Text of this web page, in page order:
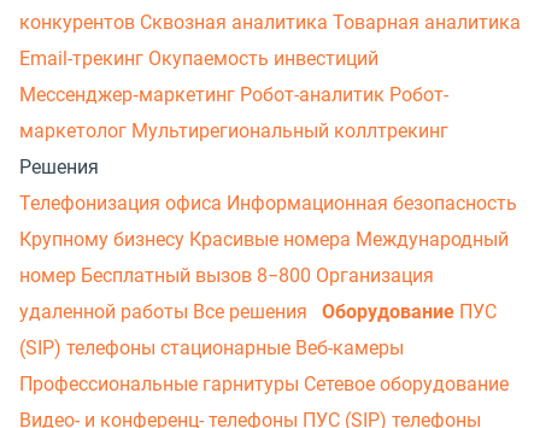
конкурентов Сквозная аналитика Товарная аналитика
Email-трекинг Окупаемость инвестиций
Мессенджер‑маркетинг Робот-аналитик Робот-
маркетолог Мультирегиональный коллтрекинг
Решения
Телефонизация офиса Информационная безопасность
Крупному бизнесу Красивые номера Международный
номер Бесплатный вызов 8−800 Организация
удаленной работы Все решения Оборудование ПУС
(SIP) телефоны стационарные Веб-камеры
Профессиональные гарнитуры Сетевое оборудование
Видео- и конференц- телефоны ПУС (SIP) телефоны